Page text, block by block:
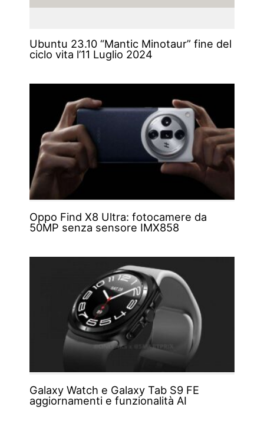
Ubuntu 23.10 “Mantic Minotaur” fine del
ciclo vita l’11 Luglio 2024
Oppo Find X8 Ultra: fotocamere da
50MP senza sensore IMX858
Galaxy Watch e Galaxy Tab S9 FE
aggiornamenti e funzionalità AI